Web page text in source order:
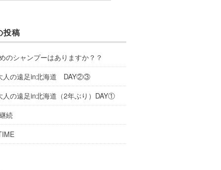
投稿
のシャンプーはありますか？？
人の遠足in北海道 DAY②③
人の遠足in北海道（2年ぶり）DAY①
続